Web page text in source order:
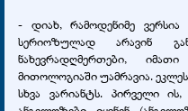
- დიახ, რამოდენიმე
სერიოზულად არავინ
ნახევრადღმერთები,
მითოლოგიაში უამრავია.
სხვა ვარიანტს. პირველი